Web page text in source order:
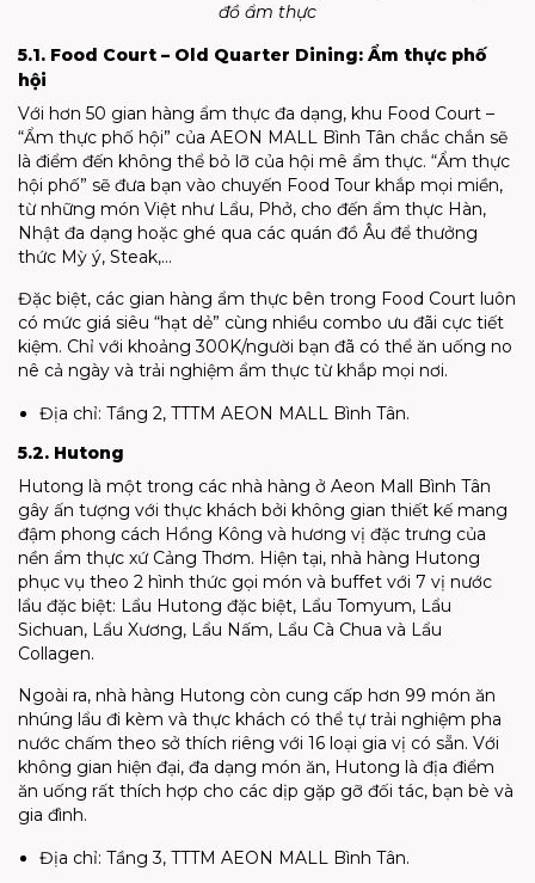
đồ ẩm thực
5.1. Food Court – Old Quarter Dining: Ẩm thực phố
hội
Với hơn 50 gian hàng ẩm thực đa dạng, khu Food Court –
“Ẩm thực phố hội” của AEON MALL Bình Tân chắc chắn sẽ
là điểm đến không thể bỏ lỡ của hội mê ẩm thực. “Ẩm thực
hội phố” sẽ đưa bạn vào chuyến Food Tour khắp mọi miền,
từ những món Việt như Lẩu, Phở, cho đến ẩm thực Hàn,
Nhật đa dạng hoặc ghé qua các quán đồ Âu để thưởng
thức Mỳ ý, Steak,…
Đặc biệt, các gian hàng ẩm thực bên trong Food Court luôn
có mức giá siêu “hạt dẻ” cùng nhiều combo ưu đãi cực tiết
kiệm. Chỉ với khoảng 300K/người bạn đã có thể ăn uống no
nê cả ngày và trải nghiệm ẩm thực từ khắp mọi nơi.
Địa chỉ: Tầng 2, TTTM AEON MALL Bình Tân.
5.2. Hutong
Hutong là một trong các nhà hàng ở Aeon Mall Bình Tân
gây ấn tượng với thực khách bởi không gian thiết kế mang
đậm phong cách Hồng Kông và hương vị đặc trưng của
nền ẩm thực xứ Cảng Thơm. Hiện tại, nhà hàng Hutong
phục vụ theo 2 hình thức gọi món và buffet với 7 vị nước
lẩu đặc biệt: Lẩu Hutong đặc biệt, Lẩu Tomyum, Lẩu
Sichuan, Lẩu Xương, Lẩu Nấm, Lẩu Cà Chua và Lẩu
Collagen.
Ngoài ra, nhà hàng Hutong còn cung cấp hơn 99 món ăn
nhúng lẩu đi kèm và thực khách có thể tự trải nghiệm pha
nước chấm theo sở thích riêng với 16 loại gia vị có sẵn. Với
không gian hiện đại, đa dạng món ăn, Hutong là địa điểm
ăn uống rất thích hợp cho các dịp gặp gỡ đối tác, bạn bè và
gia đình.
Địa chỉ: Tầng 3, TTTM AEON MALL Bình Tân.